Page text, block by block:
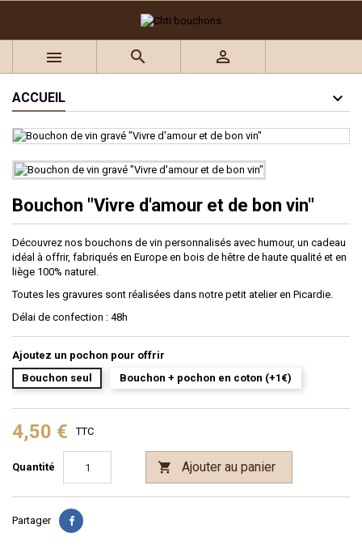
Ajouter à ma liste d'envies
((cancelText)) ((createText))
Vous devez être connecté pour ajouter des produits à
((cancelText))
  
ACCUEIL
Bouchon "Vivre d'amour et de bon vin"
Découvrez nos bouchons de vin personnalisés avec humour, un cadeau
idéal à offrir, fabriqués en Europe en bois de hêtre de haute qualité et en
liège 100% naturel.
Toutes les gravures sont réalisées dans notre petit atelier en Picardie.
Délai de confection : 48h
Ajoutez un pochon pour offrir
Bouchon seul
Bouchon + pochon en coton (+1€)
4,50 € TTC
Quantité  Ajouter au panier
Partager